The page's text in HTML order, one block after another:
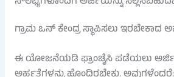
ಗ್ರಾಮ ಒನ್ ಕೇಂದ್ರ ಸ್ಥಾಪಿಸಲು ಇರಬೇಕಾದ
ಈ ಯೋಜನೆಯಡಿ ಫ್ರಾಂಚೈಸಿ ಪಡೆಯಲು